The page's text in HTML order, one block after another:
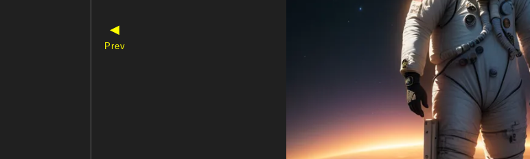
◀
Prev